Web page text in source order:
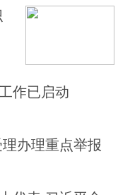
作已启动
办理重点举报